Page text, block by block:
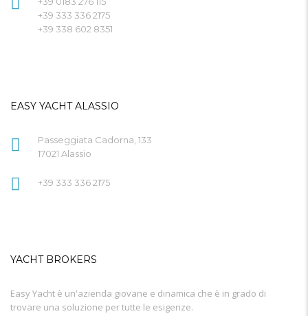
+39 333 336 2175
+39 338 602 8351
EASY YACHT ALASSIO
Passeggiata Cadorna, 133
17021 Alassio
+39 333 336 2175
YACHT BROKERS
Easy Yacht è un'azienda giovane e dinamica che è in grado di
trovare una soluzione per tutte le esigenze.